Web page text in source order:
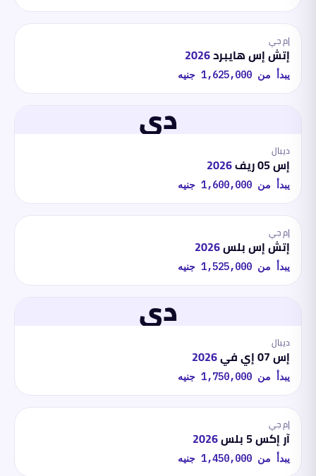
إم جي
إتش إس هايبرد2026
يبدأ من 1,625,000 جنيه
دي
ديبال
إس 05 ريف 2026
يبدأ من 1,600,000 جنيه
إم جي
إتش إس بلس2026
يبدأ من 1,525,000 جنيه
دي
ديبال
إس 07 إي في 2026
يبدأ من 1,750,000 جنيه
إم جي
آر إكس 5 بلس 2026
يبدأ من 1,450,000 جنيه